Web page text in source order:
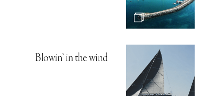
Blowin’ in the wind